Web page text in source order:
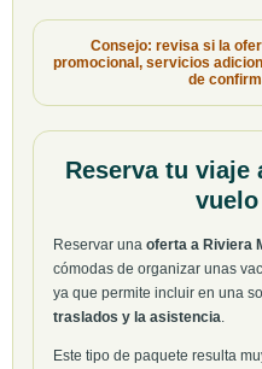
Consejo: revisa si la
promocional, servicios
de
Reserva tu viaje
Reservar una oferta a Riviera
cómodas de organizar unas
ya que permite incluir en una
traslados y la asistencia
Este tipo de paquete resulta